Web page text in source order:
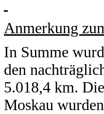
Anmerkung
In Summe
den
5.018,4 km.
Moskau